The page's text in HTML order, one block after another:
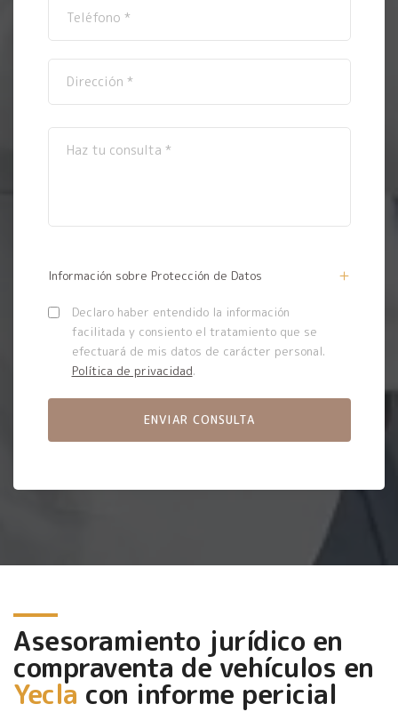
Información sobre Protección de Datos
Declaro haber entendido la información
facilitada y consiento el tratamiento que se
efectuará de mis datos de carácter personal.
Política de privacidad.
Asesoramiento jurídico en
compraventa de vehículos en
Yecla con informe pericial